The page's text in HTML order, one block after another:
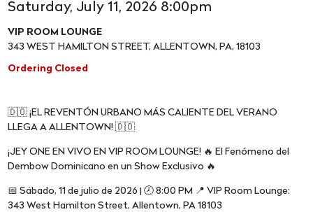
Saturday, July 11, 2026 8:00pm
VIP ROOM LOUNGE
343 WEST HAMILTON STREET, ALLENTOWN, PA, 18103
Ordering Closed
🇩🇴 ¡EL REVENTÓN URBANO MÁS CALIENTE DEL VERANO
LLEGA A ALLENTOWN! 🇩🇴
¡JEY ONE EN VIVO EN VIP ROOM LOUNGE! 🔥 El Fenómeno del
Dembow Dominicano en un Show Exclusivo 🔥
📅 Sábado, 11 de julio de 2026 | 🕗 8:00 PM 📍 VIP Room Lounge:
343 West Hamilton Street, Allentown, PA 18103